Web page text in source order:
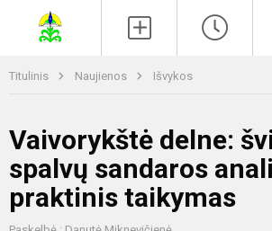
Titulinis Naujienos Išvykos
Vaivorykštė delne:
spalvų sandaros
praktinis taikymas